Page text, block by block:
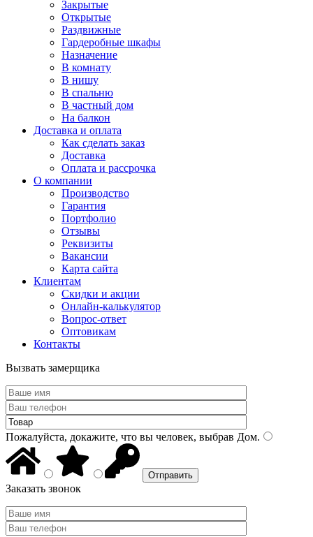
Закрытые
Открытые
Раздвижные
Гардеробные шкафы
Назначение
В комнату
В нишу
В спальню
В частный дом
На балкон
Доставка и оплата
Как сделать заказ
Доставка
Оплата и рассрочка
О компании
Производство
Гарантия
Портфолио
Отзывы
Реквизиты
Вакансии
Карта сайта
Клиентам
Скидки и акции
Онлайн-калькулятор
Вопрос-ответ
Оптовикам
Контакты
Вызвать замерщика
Пожалуйста, докажите, что вы человек, выбрав Дом.
Заказать звонок